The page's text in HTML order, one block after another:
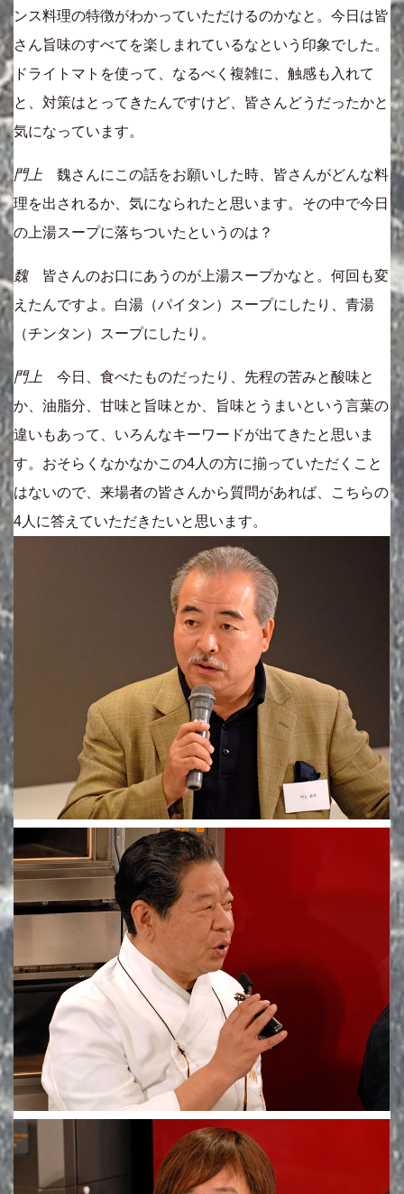
ンス料理の特徴がわかっていただけるのかなと。今日は皆
さん旨味のすべてを楽しまれているなという印象でした。
ドライトマトを使って、なるべく複雑に、触感も入れて
と、対策はとってきたんですけど、皆さんどうだったかと
気になっています。
門上 魏さんにこの話をお願いした時、皆さんがどんな料
理を出されるか、気になられたと思います。その中で今日
の上湯スープに落ちついたというのは？
魏皆さんのお口にあうのが上湯スープかなと。何回も変
えたんですよ。白湯（パイタン）スープにしたり、青湯
（チンタン）スープにしたり。
門上 今日、食べたものだったり、先程の苦みと酸味と
か、油脂分、甘味と旨味とか、旨味とうまいという言葉の
違いもあって、いろんなキーワードが出てきたと思いま
す。おそらくなかなかこの4人の方に揃っていただくこと
はないので、来場者の皆さんから質問があれば、こちらの
4人に答えていただきたいと思います。